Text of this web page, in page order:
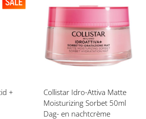
+
Voeg
toe
verlanglijst
Collistar Idro-Attiva Matte
Moisturizing Sorbet 50ml
Dag- en nachtcrème